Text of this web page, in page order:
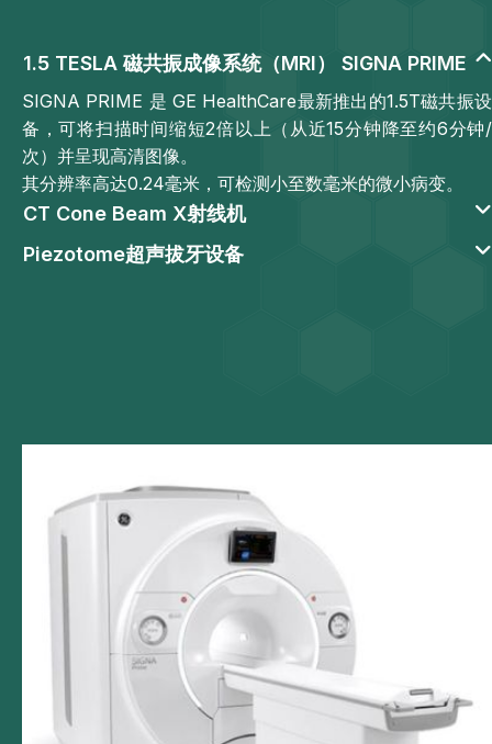
1.5 TESLA 磁共振成像系统（MRI） SIGNA PRIME
SIGNA PRIME 是 GE HealthCare最新推出的1.5T磁共振设
备，可将扫描时间缩短2倍以上（从近15分钟降至约6分钟/
次）并呈现高清图像。
其分辨率高达0.24毫米，可检测小至数毫米的微小病变。
CT Cone Beam X射线机
Piezotome超声拔牙设备